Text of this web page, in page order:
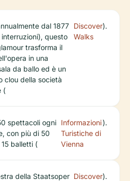
dal 1877
questo
trasforma il
in una
da ballo ed è un
clou della società
(
Discover
Walks
).
spettacoli ogni
con più di 50
balletti (
Informazioni
Turistiche di
Vienna
).
della Staatsoper Discover).